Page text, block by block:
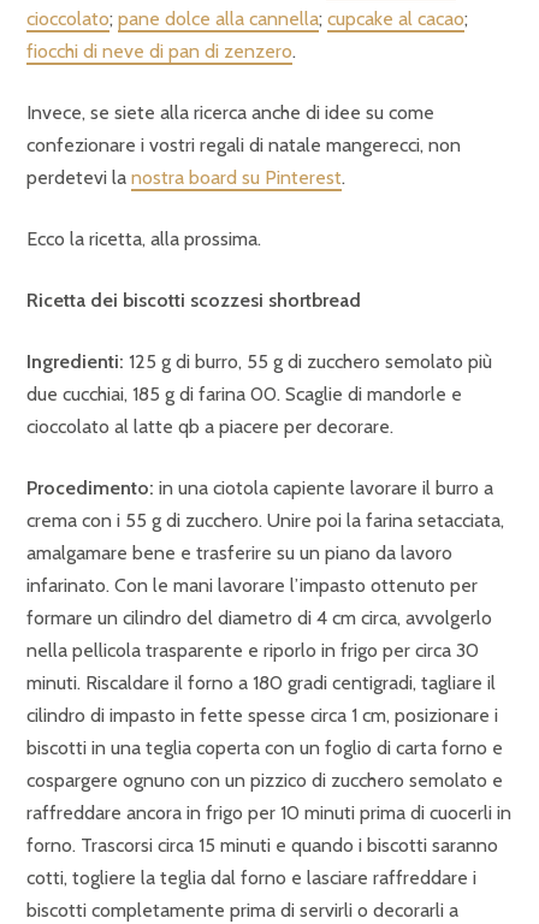
cioccolato; pane dolce alla cannella; cupcake al cacao;
fiocchi di neve di pan di zenzero.
Invece, se siete alla ricerca anche di idee su come
confezionare i vostri regali di natale mangerecci, non
perdetevi la nostra board su Pinterest.
Ecco la ricetta, alla prossima.
Ricetta dei biscotti scozzesi shortbread
Ingredienti: 125 g di burro, 55 g di zucchero semolato più
due cucchiai, 185 g di farina 00. Scaglie di mandorle e
cioccolato al latte qb a piacere per decorare.
Procedimento: in una ciotola capiente lavorare il burro a
crema con i 55 g di zucchero. Unire poi la farina setacciata,
amalgamare bene e trasferire su un piano da lavoro
infarinato. Con le mani lavorare l’impasto ottenuto per
formare un cilindro del diametro di 4 cm circa, avvolgerlo
nella pellicola trasparente e riporlo in frigo per circa 30
minuti. Riscaldare il forno a 180 gradi centigradi, tagliare il
cilindro di impasto in fette spesse circa 1 cm, posizionare i
biscotti in una teglia coperta con un foglio di carta forno e
cospargere ognuno con un pizzico di zucchero semolato e
raffreddare ancora in frigo per 10 minuti prima di cuocerli in
forno. Trascorsi circa 15 minuti e quando i biscotti saranno
cotti, togliere la teglia dal forno e lasciare raffreddare i
biscotti completamente prima di servirli o decorarli a